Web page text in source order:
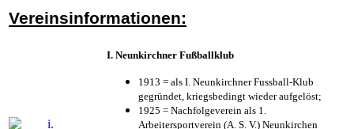
Vereinsinformationen:
I. Neunkirchner Fußballklub
1913 = als I. Neunkirchner Fussball-Klub
gegründet, kriegsbedingt wieder aufgelöst;
1925 = Nachfolgeverein als 1.
Arbeitersportverein (A. S. V.) Neunkirchen